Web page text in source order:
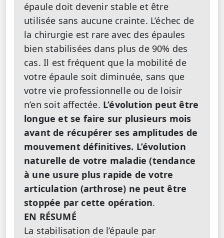
épaule doit devenir stable et être
utilisée sans aucune crainte. L’échec de
la chirurgie est rare avec des épaules
bien stabilisées dans plus de 90% des
cas. Il est fréquent que la mobilité de
votre épaule soit diminuée, sans que
votre vie professionnelle ou de loisir
n’en soit affectée. L’évolution peut être
longue et se faire sur plusieurs mois
avant de récupérer ses amplitudes de
mouvement définitives. L’évolution
naturelle de votre maladie (tendance
à une usure plus rapide de votre
articulation (arthrose) ne peut être
stoppée par cette opération.
EN RÉSUMÉ
La stabilisation de l’épaule par